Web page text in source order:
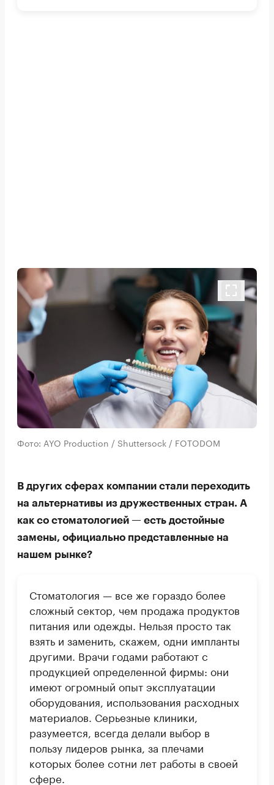
Фото: AYO Production / Shuttersock / FOTODOM
В других сферах компании стали переходить
на альтернативы из дружественных стран. А
как со стоматологией — есть достойные
замены, официально представленные на
нашем рынке?
Стоматология — все же гораздо более
сложный сектор, чем продажа продуктов
питания или одежды. Нельзя просто так
взять и заменить, скажем, одни импланты
другими. Врачи годами работают с
продукцией определенной фирмы: они
имеют огромный опыт эксплуатации
оборудования, использования расходных
материалов. Серьезные клиники,
разумеется, всегда делали выбор в
пользу лидеров рынка, за плечами
которых более сотни лет работы в своей
сфере.